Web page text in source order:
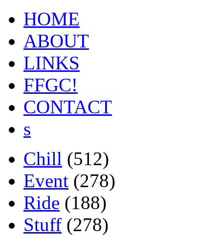
HOME
ABOUT
LINKS
FFGC!
CONTACT
s
Chill (512)
Event (278)
Ride (188)
Stuff (278)